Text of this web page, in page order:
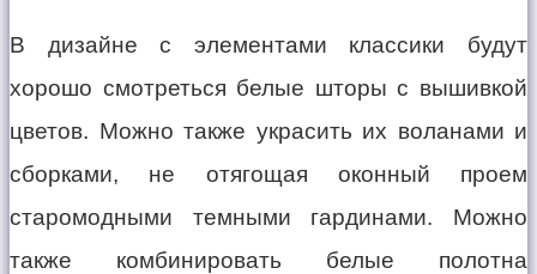
В дизайне с элементами классики будут
хорошо смотреться белые шторы с вышивкой
цветов. Можно также украсить их воланами и
сборками, не отягощая оконный проем
старомодными темными гардинами. Можно
также комбинировать белые полотна